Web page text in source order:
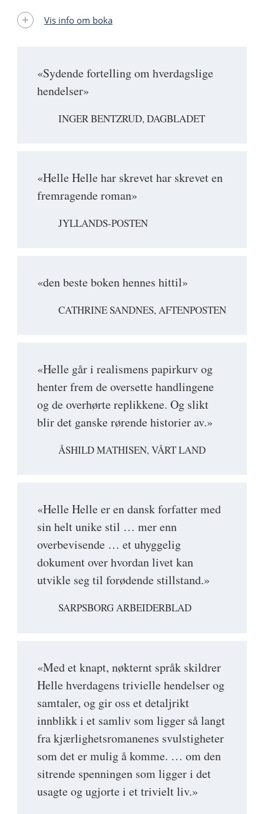
«Sydende fortelling om hverdagslige
hendelser»
INGER BENTZRUD, DAGBLADET
«Helle Helle har skrevet har skrevet en
fremragende roman»
JYLLANDS-POSTEN
«den beste boken hennes hittil»
CATHRINE SANDNES, AFTENPOSTEN
«Helle går i realismens papirkurv og
henter frem de oversette handlingene
og de overhørte replikkene. Og slikt
blir det ganske rørende historier av.»
ÅSHILD MATHISEN, VÅRT LAND
«Helle Helle er en dansk forfatter med
sin helt unike stil … mer enn
overbevisende … et uhyggelig
dokument over hvordan livet kan
utvikle seg til forødende stillstand.»
SARPSBORG ARBEIDERBLAD
«Med et knapt, nøkternt språk skildrer
Helle hverdagens trivielle hendelser og
samtaler, og gir oss et detaljrikt
innblikk i et samliv som ligger så langt
fra kjærlighetsromanenes svulstigheter
som det er mulig å komme. … om den
sitrende spenningen som ligger i det
usagte og ugjorte i et trivielt liv.»
Vis info om boka